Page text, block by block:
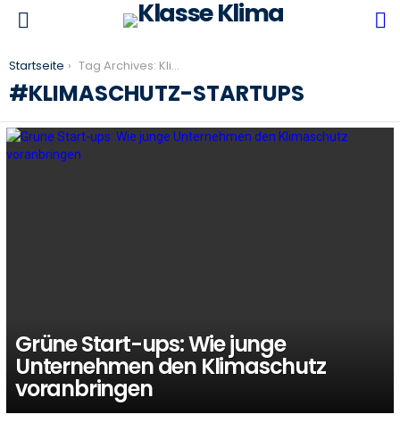
You are here:
Startseite Tag Archives: Klimaschutz-Startups
KLIMASCHUTZ-STARTUPS
LATEST
Grüne Start-ups: Wie junge
Unternehmen den Klimaschutz
voranbringen